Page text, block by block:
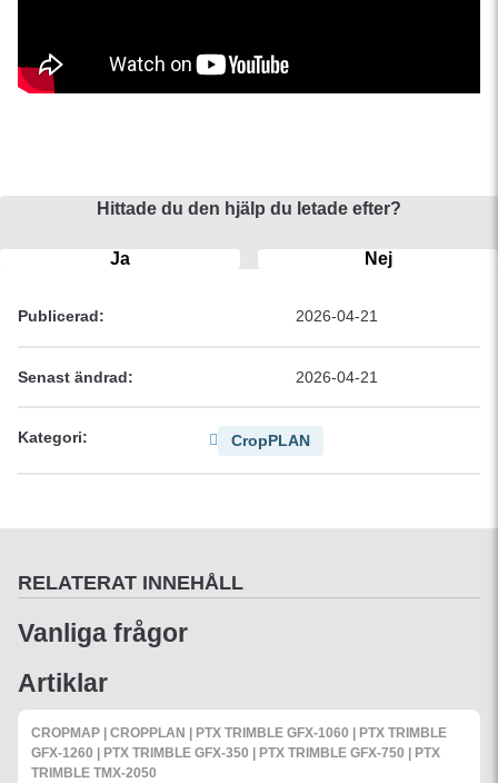
Hittade du den hjälp du letade efter?
Ja Nej
Publicerad: 2026-04-21
Senast ändrad: 2026-04-21
Kategori: CropPLAN
RELATERAT INNEHÅLL
Vanliga frågor
Artiklar
CROPMAP | CROPPLAN | PTX TRIMBLE GFX-1060 | PTX TRIMBLE
GFX-1260 | PTX TRIMBLE GFX-350 | PTX TRIMBLE GFX-750 | PTX
TRIMBLE TMX-2050